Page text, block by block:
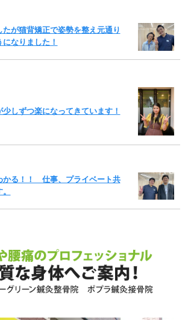
が猫背矯正で姿勢を整え元通り
なりました！
しずつ楽になってきています！
かる！！ 仕事、プライベート共